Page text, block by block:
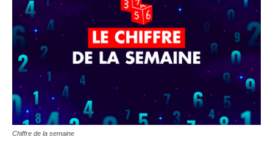
Chiffre de la semaine